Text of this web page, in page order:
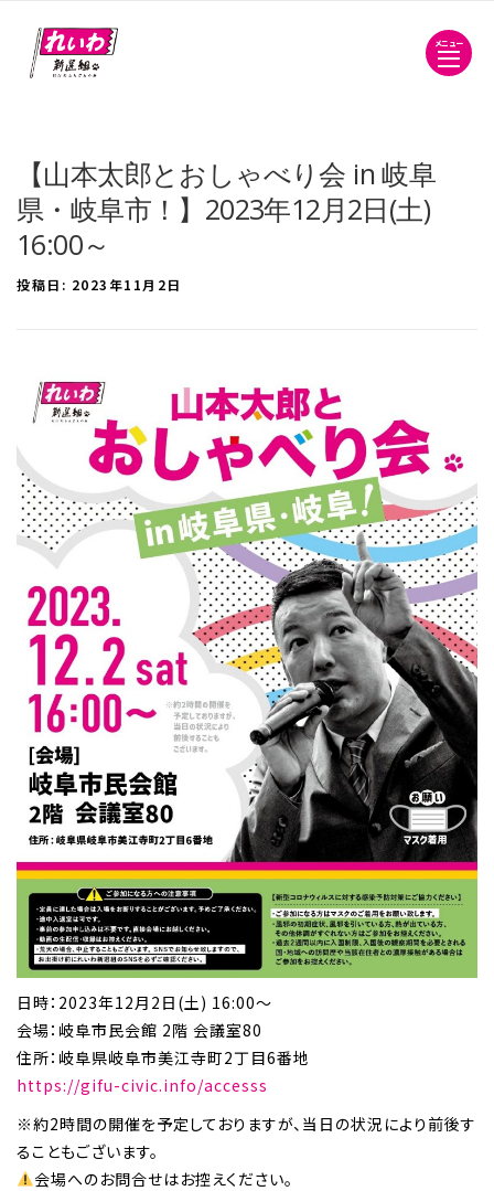
メニュー
【山本太郎とおしゃべり会 in 岐阜
県・岐阜市！】2023年12月2日(土)
16:00～
投稿日: 2023年11月2日
日時：2023年12月2日(土) 16:00～
会場：岐阜市民会館 2階 会議室80
住所：岐阜県岐阜市美江寺町2丁目6番地
https://gifu-civic.info/accesss
※約2時間の開催を予定しておりますが、当日の状況により前後す
ることもございます。
会場へのお問合せはお控えください。